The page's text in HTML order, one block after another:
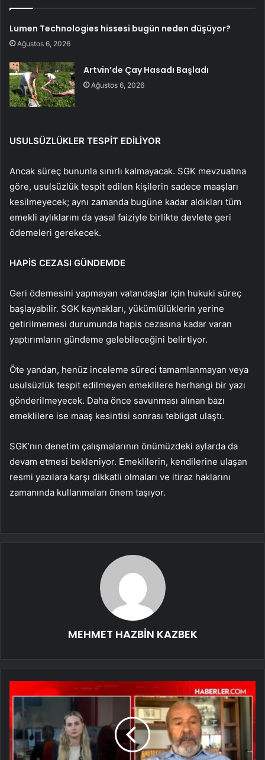
Lumen Technologies hissesi bugün neden düşüyor?
Ağustos 6, 2026
Artvin’de Çay Hasadı Başladı
Ağustos 6, 2026
USULSÜZLÜKLER TESPİT EDİLİYOR
Ancak süreç bununla sınırlı kalmayacak. SGK mevzuatına
göre, usulsüzlük tespit edilen kişilerin sadece maaşları
kesilmeyecek; aynı zamanda bugüne kadar aldıkları tüm
emekli aylıklarını da yasal faiziyle birlikte devlete geri
ödemeleri gerekecek.
HAPİS CEZASI GÜNDEMDE
Geri ödemesini yapmayan vatandaşlar için hukuki süreç
başlayabilir. SGK kaynakları, yükümlülüklerin yerine
getirilmemesi durumunda hapis cezasına kadar varan
yaptırımların gündeme gelebileceğini belirtiyor.
Öte yandan, henüz inceleme süreci tamamlanmayan veya
usulsüzlük tespit edilmeyen emeklilere herhangi bir yazı
gönderilmeyecek. Daha önce savunması alınan bazı
emeklilere ise maaş kesintisi sonrası tebligat ulaştı.
SGK’nın denetim çalışmalarının önümüzdeki aylarda da
devam etmesi bekleniyor. Emeklilerin, kendilerine ulaşan
resmi yazılara karşı dikkatli olmaları ve itiraz haklarını
zamanında kullanmaları önem taşıyor.
MEHMET HAZBİN KAZBEK